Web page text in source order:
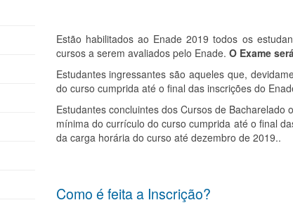
Estão habilitados ao Enade 2019 todos os
cursos a serem avaliados pelo Enade. O Exame
Estudantes ingressantes são aqueles que,
do curso cumprida até o final das inscrições do
Estudantes concluintes dos Cursos de
mínima do currículo do curso cumprida até o final
da carga horária do curso até dezembro de 2019..
Como é feita a Inscrição?